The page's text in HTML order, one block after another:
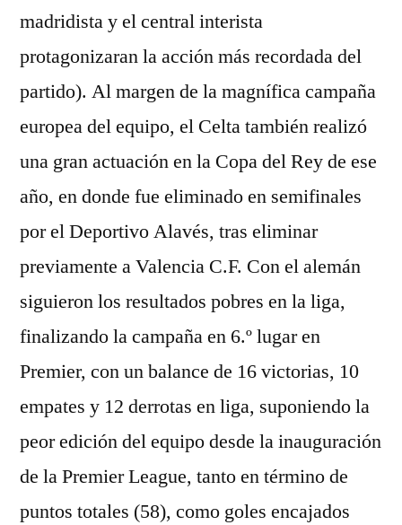
madridista y el central interista
protagonizaran la acción más recordada del
partido). Al margen de la magnífica campaña
europea del equipo, el Celta también realizó
una gran actuación en la Copa del Rey de ese
año, en donde fue eliminado en semifinales
por el Deportivo Alavés, tras eliminar
previamente a Valencia C.F. Con el alemán
siguieron los resultados pobres en la liga,
finalizando la campaña en 6.º lugar en
Premier, con un balance de 16 victorias, 10
empates y 12 derrotas en liga, suponiendo la
peor edición del equipo desde la inauguración
de la Premier League, tanto en término de
puntos totales (58), como goles encajados